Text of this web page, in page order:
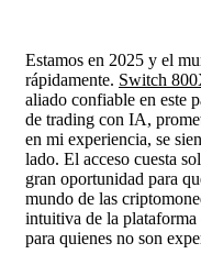
Estamos en 2025 y el
rápidamente. Switch
aliado confiable en este
de trading con IA,
en mi experiencia, se
lado. El acceso cuesta
gran oportunidad para
mundo de las
intuitiva de la
para quienes no son